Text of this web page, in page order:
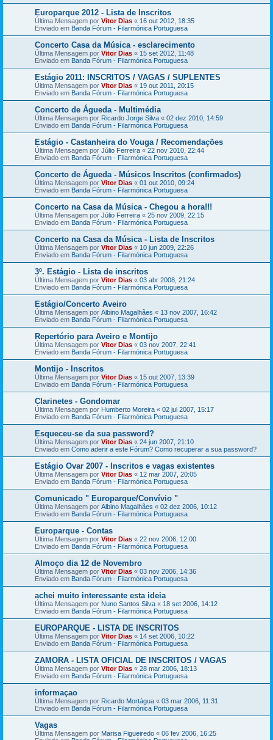
Europarque 2012 - Lista de Inscritos
Última Mensagem por Vitor Dias « 16 out 2012, 18:35
Enviado em Banda Fórum - Filarmónica Portuguesa
Concerto Casa da Música - esclarecimento
Última Mensagem por Vitor Dias « 15 set 2012, 11:48
Enviado em Banda Fórum - Filarmónica Portuguesa
Estágio 2011: INSCRITOS / VAGAS / SUPLENTES
Última Mensagem por Vitor Dias « 19 out 2011, 20:15
Enviado em Banda Fórum - Filarmónica Portuguesa
Concerto de Águeda - Multimédia
Última Mensagem por Ricardo Jorge Silva « 02 dez 2010, 14:59
Enviado em Banda Fórum - Filarmónica Portuguesa
Estágio - Castanheira do Vouga / Recomendações
Última Mensagem por Júlio Ferreira « 22 nov 2010, 22:44
Enviado em Banda Fórum - Filarmónica Portuguesa
Concerto de Águeda - Músicos Inscritos (confirmados)
Última Mensagem por Vitor Dias « 01 out 2010, 09:24
Enviado em Banda Fórum - Filarmónica Portuguesa
Concerto na Casa da Música - Chegou a hora!!!
Última Mensagem por Júlio Ferreira « 25 nov 2009, 22:15
Enviado em Banda Fórum - Filarmónica Portuguesa
Concerto na Casa da Música - Lista de Inscritos
Última Mensagem por Vitor Dias « 10 jun 2009, 22:26
Enviado em Banda Fórum - Filarmónica Portuguesa
3º. Estágio - Lista de inscritos
Última Mensagem por Vitor Dias « 03 abr 2008, 21:24
Enviado em Banda Fórum - Filarmónica Portuguesa
Estágio/Concerto Aveiro
Última Mensagem por Albino Magalhães « 13 nov 2007, 16:42
Enviado em Banda Fórum - Filarmónica Portuguesa
Repertório para Aveiro e Montijo
Última Mensagem por Vitor Dias « 03 nov 2007, 22:41
Enviado em Banda Fórum - Filarmónica Portuguesa
Montijo - Inscritos
Última Mensagem por Vitor Dias « 15 out 2007, 13:39
Enviado em Banda Fórum - Filarmónica Portuguesa
Clarinetes - Gondomar
Última Mensagem por Humberto Moreira « 02 jul 2007, 15:17
Enviado em Banda Fórum - Filarmónica Portuguesa
Esqueceu-se da sua password?
Última Mensagem por Vitor Dias « 24 jun 2007, 21:10
Enviado em Como aderir a este Fórum? Como recuperar a sua password?
Estágio Ovar 2007 - Inscritos e vagas existentes
Última Mensagem por Vitor Dias « 12 mar 2007, 20:05
Enviado em Banda Fórum - Filarmónica Portuguesa
Comunicado " Europarque/Convívio "
Última Mensagem por Albino Magalhães « 02 dez 2006, 10:12
Enviado em Banda Fórum - Filarmónica Portuguesa
Europarque - Contas
Última Mensagem por Vitor Dias « 22 nov 2006, 12:00
Enviado em Banda Fórum - Filarmónica Portuguesa
Almoço dia 12 de Novembro
Última Mensagem por Vitor Dias « 03 nov 2006, 14:36
Enviado em Banda Fórum - Filarmónica Portuguesa
achei muito interessante esta ideia
Última Mensagem por Nuno Santos Silva « 18 set 2006, 14:12
Enviado em Banda Fórum - Filarmónica Portuguesa
EUROPARQUE - LISTA DE INSCRITOS
Última Mensagem por Vitor Dias « 14 set 2006, 10:22
Enviado em Banda Fórum - Filarmónica Portuguesa
ZAMORA - LISTA OFICIAL DE INSCRITOS / VAGAS
Última Mensagem por Vitor Dias « 28 mar 2006, 18:13
Enviado em Banda Fórum - Filarmónica Portuguesa
informaçao
Última Mensagem por Ricardo Mortágua « 03 mar 2006, 11:31
Enviado em Banda Fórum - Filarmónica Portuguesa
Vagas
Última Mensagem por Marisa Figueiredo « 06 fev 2006, 16:25